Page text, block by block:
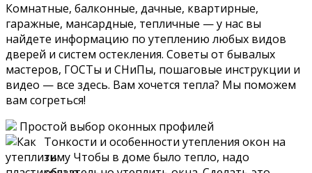
Комнатные, балконные, дачные, квартирные,
гаражные, мансардные, тепличные — у нас вы
найдете информацию по утеплению любых видов
дверей и систем остекления. Советы от бывалых
мастеров, ГОСТы и СНиПы, пошаговые инструкции и
видео — все здесь. Вам хочется тепла? Мы поможем
вам согреться!
Простой выбор оконных профилей
Тонкости и особенности утепления окон на
зиму Чтобы в доме было тепло, надо